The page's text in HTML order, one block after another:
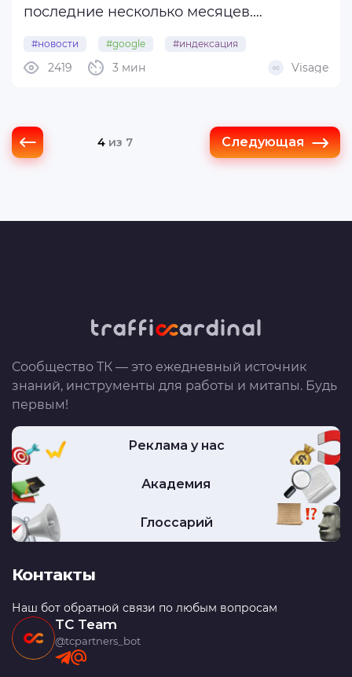
последние несколько месяцев.
уроки вынесла из этих ситуаций.
контента, устранённыена днях,
аналогичный ...
#новости #google #индексация
#поисковики 3 мин
2419 Visage
4 из 7 Следующая
Сообщество ТК — это ежедневный источник
знаний, инструменты для работы и митапы. Будь
первым!
Реклама у нас
Академия
Глоссарий
Контакты
Наш бот обратной связи по любым вопросам
TC Team
@tcpartners_bot